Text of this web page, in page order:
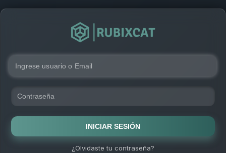
INICIAR SESIÓN
¿Olvidaste tu contraseña?